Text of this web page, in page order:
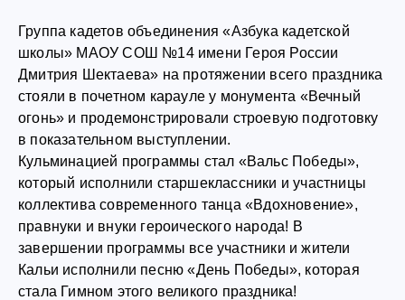
Группа кадетов объединения «Азбука кадетской
школы» МАОУ СОШ №14 имени Героя России
Дмитрия Шектаева» на протяжении всего праздника
стояли в почетном карауле у монумента «Вечный
огонь» и продемонстрировали строевую подготовку
в показательном выступлении.
Кульминацией программы стал «Вальс Победы»,
который исполнили старшеклассники и участницы
коллектива современного танца «Вдохновение»,
правнуки и внуки героического народа! В
завершении программы все участники и жители
Кальи исполнили песню «День Победы», которая
стала Гимном этого великого праздника!